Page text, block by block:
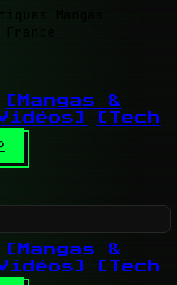
Mangas
[Mangas &
[Tech
[Mangas &
[Tech